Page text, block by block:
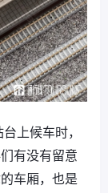
台上候车时，
有没有留意
车厢，也是